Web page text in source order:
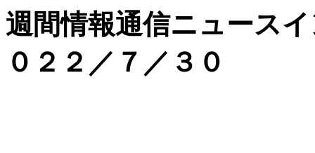
週間情報通信ニュース
０２２／７／３０